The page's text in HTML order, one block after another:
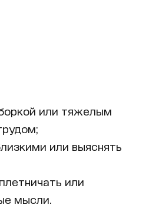
или тяжелым
или выяснять
или
мысли.